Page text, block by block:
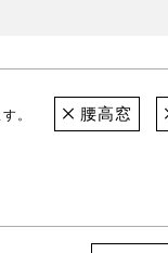
。 腰高窓